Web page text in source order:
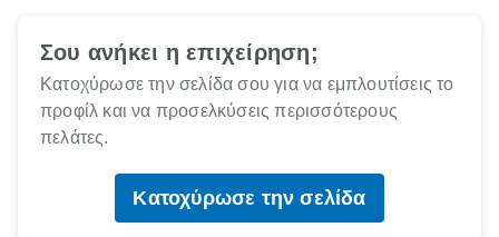
Σου ανήκει η επιχείρηση;
Κατοχύρωσε την σελίδα σου για να εμπλουτίσεις το
προφίλ και να προσελκύσεις περισσότερους
πελάτες.
Κατοχύρωσε την σελίδα